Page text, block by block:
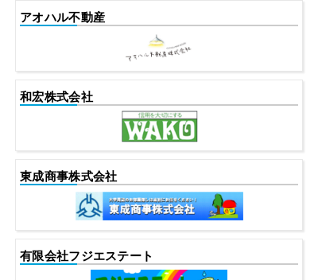
アオハル不動産
和宏株式会社
東成商事株式会社
有限会社フジエステート